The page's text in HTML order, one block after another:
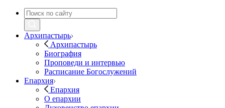
Архипастырь
Архипастырь
Биография
Проповеди и интервью
Расписание Богослужений
Епархия
Епархия
О епархии